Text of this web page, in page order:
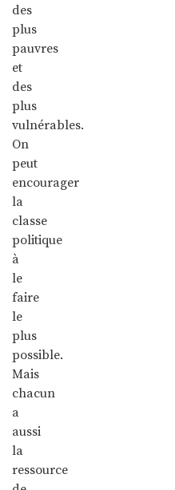
des
plus
pauvres
et
des
plus
vulnérables.
On
peut
encourager
la
classe
politique
à
le
faire
le
plus
possible.
Mais
chacun
a
aussi
la
ressource